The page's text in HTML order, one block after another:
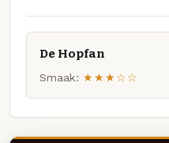
De Hopfan
Smaak: ★★★☆☆